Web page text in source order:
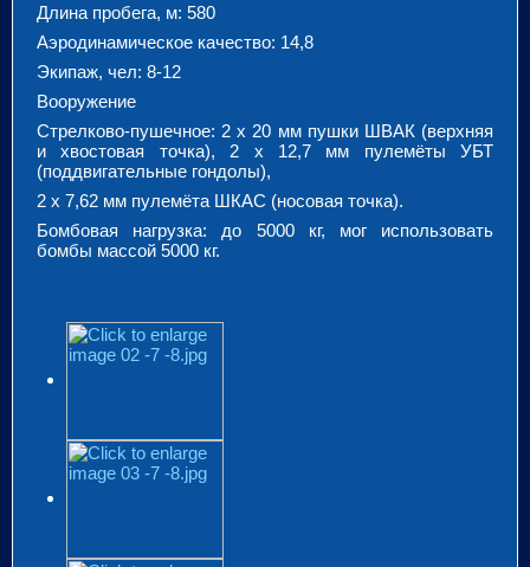
Длина пробега, м: 580
Аэродинамическое качество: 14,8
Экипаж, чел: 8-12
Вооружение
Стрелково-пушечное: 2 х 20 мм пушки ШВАК (верхняя
и хвостовая точка), 2 х 12,7 мм пулемёты УБТ
(поддвигательные гондолы),
2 х 7,62 мм пулемёта ШКАС (носовая точка).
Бомбовая нагрузка: до 5000 кг, мог использовать
бомбы массой 5000 кг.